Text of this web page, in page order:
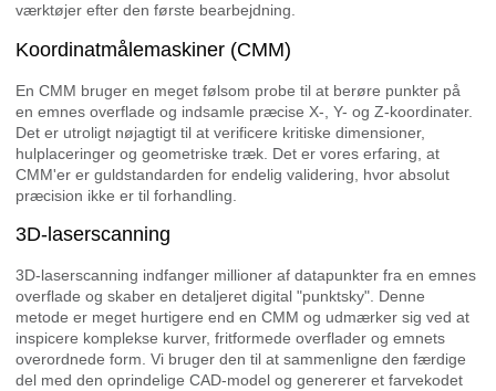
værktøjer efter den første bearbejdning.
Koordinatmålemaskiner (CMM)
En CMM bruger en meget følsom probe til at berøre punkter på
en emnes overflade og indsamle præcise X-, Y- og Z-koordinater.
Det er utroligt nøjagtigt til at verificere kritiske dimensioner,
hulplaceringer og geometriske træk. Det er vores erfaring, at
CMM'er er guldstandarden for endelig validering, hvor absolut
præcision ikke er til forhandling.
3D-laserscanning
3D-laserscanning indfanger millioner af datapunkter fra en emnes
overflade og skaber en detaljeret digital "punktsky". Denne
metode er meget hurtigere end en CMM og udmærker sig ved at
inspicere komplekse kurver, fritformede overflader og emnets
overordnede form. Vi bruger den til at sammenligne den færdige
del med den oprindelige CAD-model og genererer et farvekodet